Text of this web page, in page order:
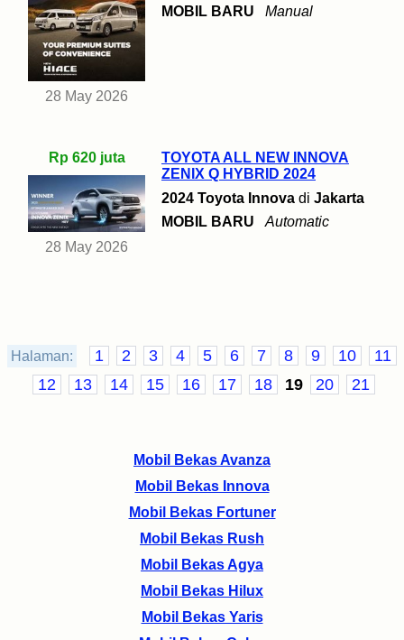
Mobil Bekas Avanza
Mobil Bekas Innova
Mobil Bekas Fortuner
Mobil Bekas Rush
Mobil Bekas Agya
Mobil Bekas Hilux
Mobil Bekas Yaris
28 May 2026
MOBIL BARU
Manual
Rp 620 juta
28 May 2026
TOYOTA ALL NEW INNOVA
ZENIX Q HYBRID 2024
2024 Toyota Innova di Jakarta
MOBIL BARU
Automatic
Halaman: 1 2 3 4 5 6 7 8 9 10
11
12
13 14 15 16 17 18 19 20 21